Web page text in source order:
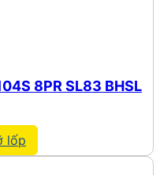
8PR SL83 BHSL
lốp